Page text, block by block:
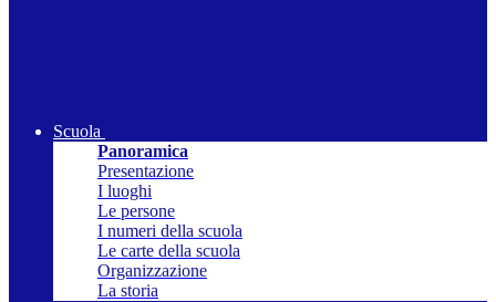
Scuola
Panoramica
Presentazione
I luoghi
Le persone
I numeri della scuola
Le carte della scuola
Organizzazione
La storia